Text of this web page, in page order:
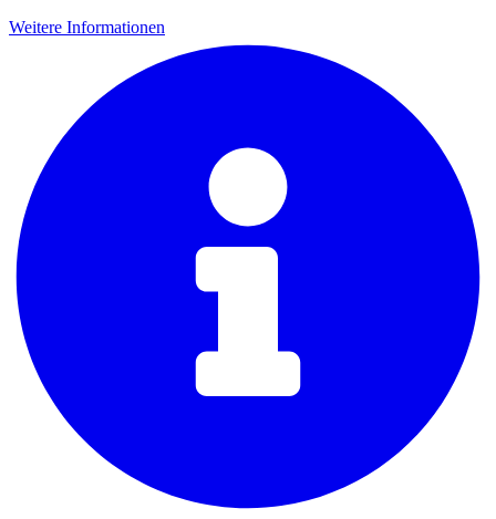
Weitere Informationen